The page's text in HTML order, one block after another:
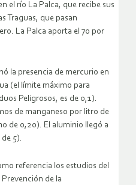
el río La Palca, que recibe sus
Traguas, que pasan
La Palca aporta el 70 por
la presencia de mercurio en
(el límite máximo para
Peligrosos, es de 0,1).
de manganeso por litro de
de 0,20). El aluminio llegó a
5).
referencia los estudios del
de la